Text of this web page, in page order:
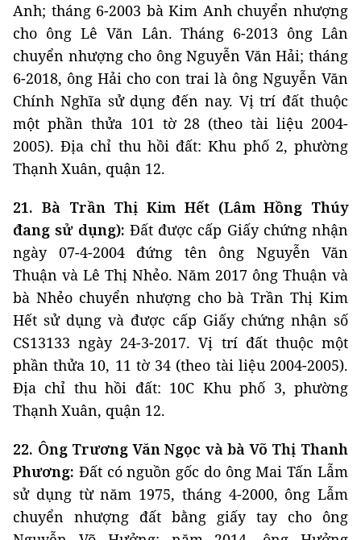
Anh; tháng 6-2003 bà Kim Anh chuyển nhượng
cho ông Lê Văn Lân. Tháng 6-2013 ông Lân
chuyển nhượng cho ông Nguyễn Văn Hải; tháng
6-2018, ông Hải cho con trai là ông Nguyễn Văn
Chính Nghĩa sử dụng đến nay. Vị trí đất thuộc
một phần thửa 101 tờ 28 (theo tài liệu 2004-
2005). Địa chỉ thu hồi đất: Khu phố 2, phường
Thạnh Xuân, quận 12.
21. Bà Trần Thị Kim Hết (Lâm Hồng Thúy
đang sử dụng): Đất được cấp Giấy chứng nhận
ngày 07-4-2004 đứng tên ông Nguyễn Văn
Thuận và Lê Thị Nhẻo. Năm 2017 ông Thuận và
bà Nhẻo chuyển nhượng cho bà Trần Thị Kim
Hết sử dụng và được cấp Giấy chứng nhận số
CS13133 ngày 24-3-2017. Vị trí đất thuộc một
phần thửa 10, 11 tờ 34 (theo tài liệu 2004-2005).
Địa chỉ thu hồi đất: 10C Khu phố 3, phường
Thạnh Xuân, quận 12.
22. Ông Trương Văn Ngọc và bà Võ Thị Thanh
Phương: Đất có nguồn gốc do ông Mai Tấn Lẫm
sử dụng từ năm 1975, tháng 4-2000, ông Lẫm
chuyển nhượng đất bằng giấy tay cho ông